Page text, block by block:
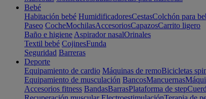
Bebé
Habitación bebé HumidificadoresCestasColchón para
Paseo CocheMochilasAccesoriosCapazosCarrito ligero
Baño e higiene Aspirador nasalOrinales
Textil bebé CojinesFunda
Seguridad Barreras
Deporte
Equipamiento de cardio Máquinas de remoBicicletas
Equipamiento de musculación BancosMancuernas
Accesorios fitness BandasBarrasPlataforma de step